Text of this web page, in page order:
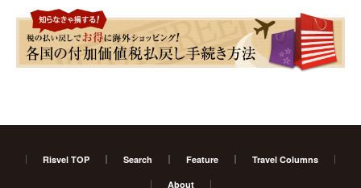
Risvel TOP Search Feature Travel Columns
About